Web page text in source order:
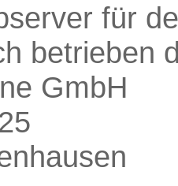
für
betrieben
GmbH